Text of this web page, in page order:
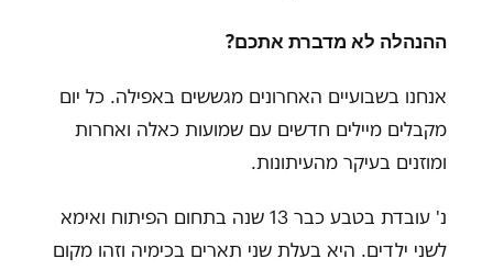
ההנהלה לא מדברת אתכם?
אנחנו בשבועיים האחרונים מגששים באפילה. כל יום
מקבלים מיילים חדשים עם שמועות כאלה ואחרות
ומוזנים בעיקר מהעיתונות.
נ' עובדת בטבע כבר 13 שנה בתחום הפיתוח ואימא
לשני ילדים. היא בעלת שני תארים בכימיה וזהו מקום